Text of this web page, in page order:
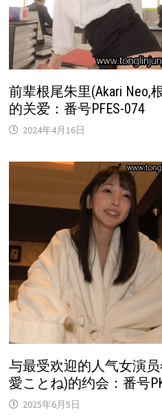
前辈根尾朱里(Akari Neo,
的关爱：番号PFES-074
2024年4月16日
与最受欢迎的人气女演员
愛ことね)的约会：番号
2025年6月5日